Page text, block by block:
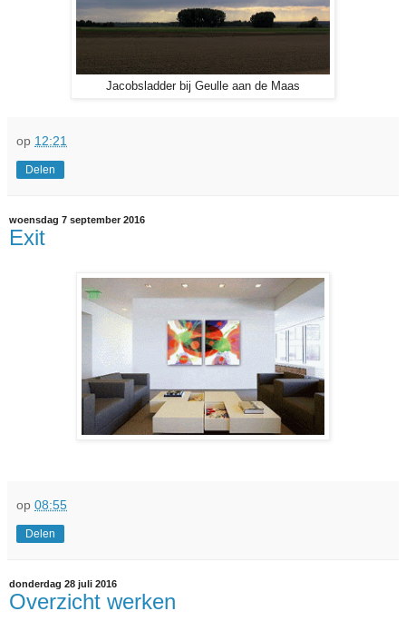
Jacobsladder bij Geulle aan de Maas
op 12:21
Delen
woensdag 7 september 2016
Exit
op 08:55
Delen
donderdag 28 juli 2016
Overzicht werken